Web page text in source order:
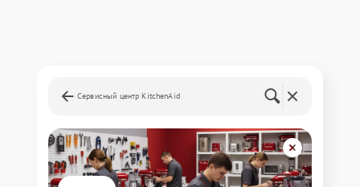
Сервисный центр KitchenAid